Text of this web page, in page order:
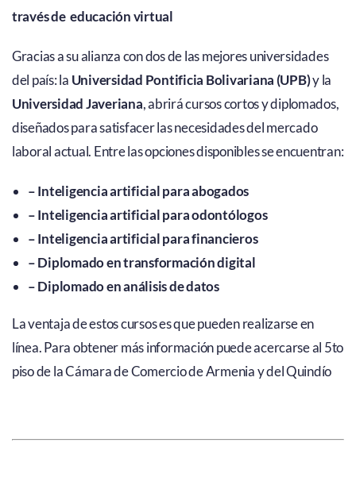
través de educación virtual
Gracias a su alianza con dos de las mejores universidades
del país: la Universidad Pontificia Bolivariana (UPB)y la
Universidad Javeriana, abrirá cursos cortos y diplomados,
diseñados para satisfacer las necesidades del mercado
laboral actual. Entre las opciones disponibles se encuentran:
– Inteligencia artificial para abogados
– Inteligencia artificial para odontólogos
– Inteligencia artificial para financieros
– Diplomado en transformación digital
– Diplomado en análisis de datos
La ventaja de estos cursos es que pueden realizarse en
línea. Para obtener más información puede acercarse al 5to
piso de la Cámara de Comercio de Armenia y del Quindío